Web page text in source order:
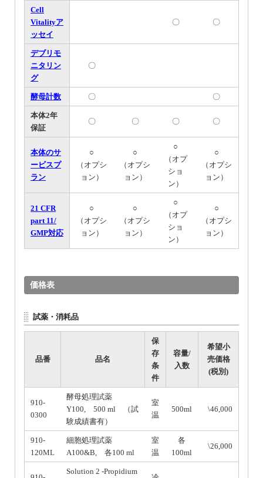
Cell
Vitalityア
ッセイ
〇 〇
デブリモ
ニタリン
グ
〇
酵母計数 〇 〇
本体2年
保証
〇 〇 〇 〇
本体のサ
ービスプ
ラン
○
（オプシ
ョン）
○
（オプシ
ョン）
○
（オプ
ショ
ン）
○
（オプシ
ョン）
21 CFR
part 11/
GMP対応
○
（オプシ
ョン）
○
（オプシ
ョン）
○
（オプ
ショ
ン）
○
（オプシ
ョン）
価格表
試薬・消耗品
品番 品名
保
存
条
件
容量/
入数
希望小
売価格
(税別)
910-
0300
酵母処理試薬
Y100, 500 ml （試
験成績書有）
室
温
500ml \46,000
910-
120ML
細胞処理試薬
A100&B, 各100 ml
室
温
各
100ml
\26,000
Solution 2 -Propidium